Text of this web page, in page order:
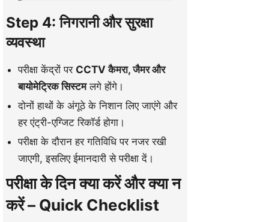
Step 4: निगरानी और सुरक्षा
व्यवस्था
परीक्षा केंद्रों पर CCTV कैमरा, जैमर और
बायोमेट्रिक सिस्टमलगे होंगे।
दोनों हाथों के अंगूठे के निशान लिए जाएंगे और
हर एंट्री-एग्जिट रिकॉर्ड होगा।
परीक्षा के दौरान हर गतिविधि पर नजर रखी
जाएगी, इसलिए ईमानदारी से परीक्षा दें।
परीक्षा के दिन क्या करें और क्या न
करें – Quick Checklist